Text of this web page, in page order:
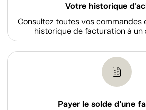
Votre historique
Consultez toutes vos commandes
historique de facturation à un
Payer le solde d'une